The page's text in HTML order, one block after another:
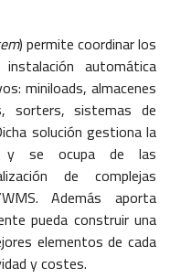
) permite coordinar los
automática
miniloads, almacenes
sorters, sistemas de
solución gestiona la
y se ocupa de las
de complejas
Además aporta
pueda construir una
elementos de cada
y costes.